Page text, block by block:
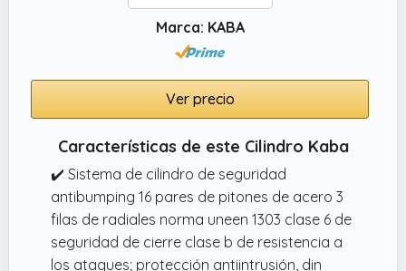
Marca: KABA
Ver precio
Características de este Cilindro Kaba
✔️ Sistema de cilindro de seguridad
antibumping 16 pares de pitones de acero 3
filas de radiales norma uneen 1303 clase 6 de
seguridad de cierre clase b de resistencia a
los ataques; protección antiintrusión, din